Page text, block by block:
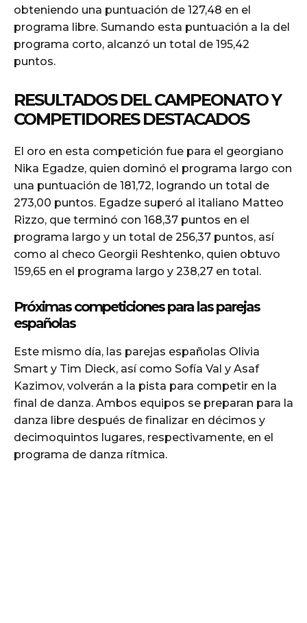
obteniendo una puntuación de 127,48 en el
programa libre. Sumando esta puntuación a la del
programa corto, alcanzó un total de 195,42
puntos.
RESULTADOS DEL CAMPEONATO Y
COMPETIDORES DESTACADOS
El oro en esta competición fue para el georgiano
Nika Egadze, quien dominó el programa largo con
una puntuación de 181,72, logrando un total de
273,00 puntos. Egadze superó al italiano Matteo
Rizzo, que terminó con 168,37 puntos en el
programa largo y un total de 256,37 puntos, así
como al checo Georgii Reshtenko, quien obtuvo
159,65 en el programa largo y 238,27 en total.
Próximas competiciones para las parejas
españolas
Este mismo día, las parejas españolas Olivia
Smart y Tim Dieck, así como Sofía Val y Asaf
Kazimov, volverán a la pista para competir en la
final de danza. Ambos equipos se preparan para la
danza libre después de finalizar en décimos y
decimoquintos lugares, respectivamente, en el
programa de danza rítmica.